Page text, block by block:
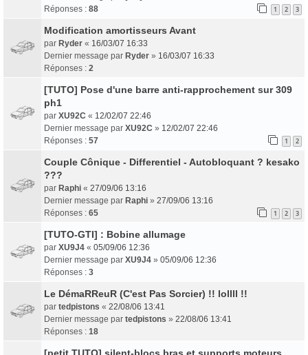
Réponses : 88 1 2 3
Modification amortisseurs Avant
par Ryder « 16/03/07 16:33
Dernier message par Ryder » 16/03/07 16:33
Réponses : 2
[TUTO] Pose d'une barre anti-rapprochement sur 309
ph1
par XU92C « 12/02/07 22:46
Dernier message par XU92C » 12/02/07 22:46
Réponses : 57 1 2
Couple Cônique - Differentiel - Autobloquant ? kesako
???
par Raphi « 27/09/06 13:16
Dernier message par Raphi » 27/09/06 13:16
Réponses : 65 1 2 3
[TUTO-GTI] : Bobine allumage
par XU9J4 « 05/09/06 12:36
Dernier message par XU9J4 » 05/09/06 12:36
Réponses : 3
Le DémaRReuR (C'est Pas Sorcier) !! lollll !!
par tedpistons « 22/08/06 13:41
Dernier message par tedpistons » 22/08/06 13:41
Réponses : 18